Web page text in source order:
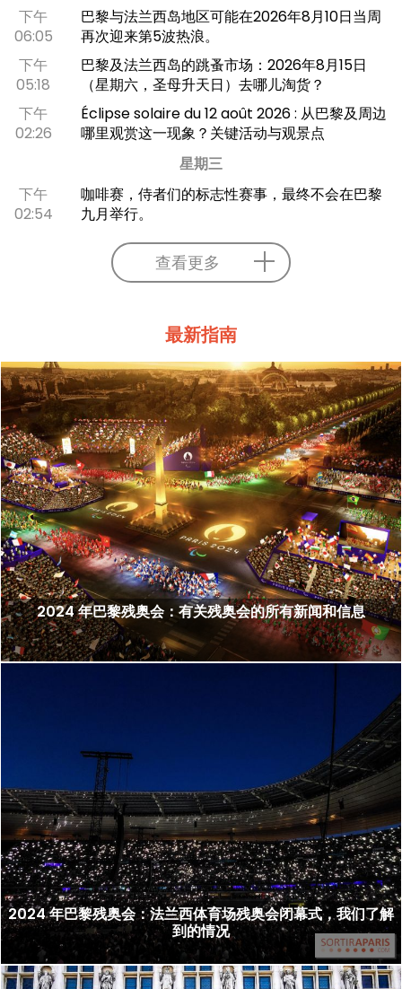
下午
06:05
巴黎与法兰西岛地区可能在2026年8月10日当周
再次迎来第5波热浪。
下午
05:18
巴黎及法兰西岛的跳蚤市场：2026年8月15日
（星期六，圣母升天日）去哪儿淘货？
下午
02:26
Éclipse solaire du 12 août 2026 : 从巴黎及周边
哪里观赏这一现象？关键活动与观景点
星期三
下午
02:54
咖啡赛，侍者们的标志性赛事，最终不会在巴黎
九月举行。
查看更多
最新指南
2024 年巴黎残奥会：有关残奥会的所有新闻和信息
2024 年巴黎残奥会：法兰西体育场残奥会闭幕式，我们了解
到的情况